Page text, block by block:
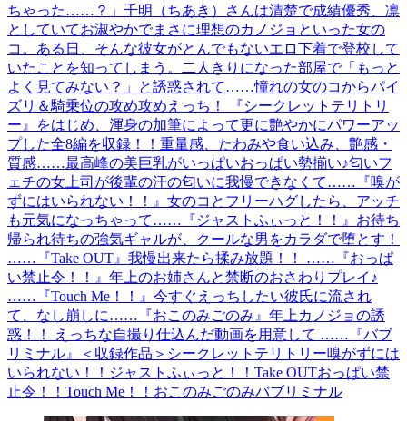
ちゃった……？」千明（ちあき）さんは清楚で成績優秀、凛
としていてお淑やかでまさに理想のカノジョといった女の
コ。ある日、そんな彼女がとんでもないエロ下着で登校して
いたことを知ってしまう。二人きりになった部屋で「もっと
よく見てみない？」と誘惑されて……憧れの女のコからパイ
ズリ＆騎乗位の攻め攻めえっち！ 『シークレットテリトリ
ー』をはじめ、渾身の加筆によって更に艶やかにパワーアッ
プした全8編を収録！！重量感、たわみや食い込み、艶感・
質感……最高峰の美巨乳がいっぱいおっぱい勢揃い♪匂いフ
ェチの女上司が後輩の汗の匂いに我慢できなくて……『嗅が
ずにはいられない！！』女のコとフリーハグしたら、アッチ
も元気になっちゃって……『ジャストふぃっと！！』お待ち
帰られ待ちの強気ギャルが、クールな男をカラダで堕とす！
……『Take OUT』我慢出来たら揉み放題！！ ……『おっぱ
い禁止令！！』年上のお姉さんと禁断のおさわりプレイ♪
……『Touch Me！！』今すぐえっちしたい彼氏に流され
て、なし崩しに……『おこのみごのみ』年上カノジョの誘
惑！！ えっちな自撮り仕込んだ動画を用意して ……『バブ
リミナル』＜収録作品＞シークレットテリトリー嗅がずには
いられない！！ジャストふぃっと！！Take OUTおっぱい禁
止令！！Touch Me！！おこのみごのみバブリミナル